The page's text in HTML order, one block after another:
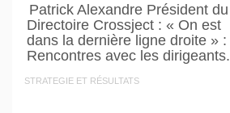
Patrick Alexandre Président du
Directoire Crossject : « On est
dans la dernière ligne droite » :
Rencontres avec les dirigeants.
STRATEGIE ET RÉSULTATS